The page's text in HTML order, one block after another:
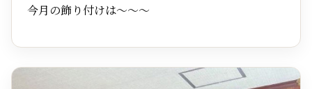
今月の飾り付けは～～～